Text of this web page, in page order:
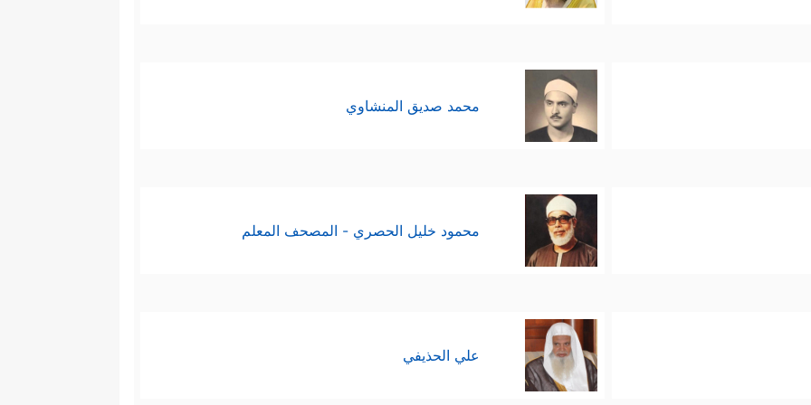
قصّروا في تطبيق هذه القاعدة على البحوث الدينيّة واعتمدوا طريقة التقليد باعتبار
وهو ركن في هويّة كل أمّة؛ كالجنس، واللون، واللغة، والتاريخ، ولا مجال لتغييره؛
منهج الظالمين:
محمد صديق المنشاوي
محمود خليل الحصري - المصحف المعلم
علي الحذيفي